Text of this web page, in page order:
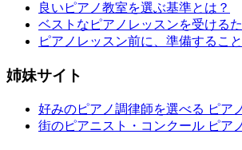
良いピアノ教室を選ぶ基準とは？
ベストなピアノレッスンを受ける
ピアノレッスン前に、準備するこ
姉妹サイト
好みのピアノ調律師を選べる ピア
街のピアニスト・コンクール ピア